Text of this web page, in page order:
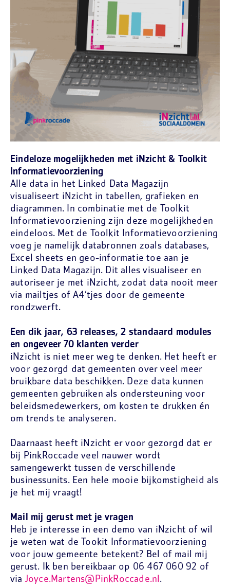
Eindeloze mogelijkheden met iNzicht & Toolkit
Informatievoorziening
Alle data in het Linked Data Magazijn
visualiseert iNzicht in tabellen, grafieken en
diagrammen. In combinatie met de Toolkit
Informatievoorziening zijn deze mogelijkheden
eindeloos. Met de Toolkit Informatievoorziening
voeg je namelijk databronnen zoals databases,
Excel sheets en geo-informatie toe aan je
Linked Data Magazijn. Dit alles visualiseer en
autoriseer je met iNzicht, zodat data nooit meer
via mailtjes of A4’tjes door de gemeente
rondzwerft.
Een dik jaar, 63 releases, 2 standaard modules
en ongeveer 70 klanten verder
iNzicht is niet meer weg te denken. Het heeft er
voor gezorgd dat gemeenten over veel meer
bruikbare data beschikken. Deze data kunnen
gemeenten gebruiken als ondersteuning voor
beleidsmedewerkers, om kosten te drukken én
om trends te analyseren.
Daarnaast heeft iNzicht er voor gezorgd dat er
bij PinkRoccade veel nauwer wordt
samengewerkt tussen de verschillende
businessunits. Een hele mooie bijkomstigheid als
je het mij vraagt!
Mail mij gerust met je vragen
Heb je interesse in een demo van iNzicht of wil
je weten wat de Tookit Informatievoorziening
voor jouw gemeente betekent? Bel of mail mij
gerust. Ik ben bereikbaar op 06 467 060 92 of
via Joyce.Martens@PinkRoccade.nl .